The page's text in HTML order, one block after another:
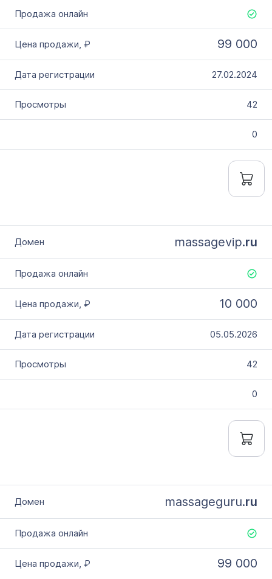
99 000
27.02.2024
42
0
massagevip.ru
10 000
05.05.2026
42
0
massageguru.ru
99 000